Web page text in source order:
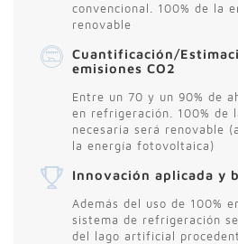
convencional. 100% de la
renovable
Cuantificación/
emisiones CO2
Entre un 70 y un 90% de
en refrigeración. 100% de
necesaria será renovable
la energía fotovoltaica)
Innovación aplicada y
Además del uso de 100%
sistema de refrigeración
del lago artificial